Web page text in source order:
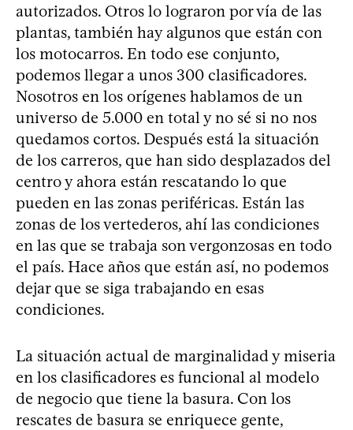
autorizados. Otros lo lograron por vía de las
plantas, también hay algunos que están con
los motocarros. En todo ese conjunto,
podemos llegar a unos 300 clasificadores.
Nosotros en los orígenes hablamos de un
universo de 5.000 en total y no sé si no nos
quedamos cortos. Después está la situación
de los carreros, que han sido desplazados del
centro y ahora están rescatando lo que
pueden en las zonas periféricas. Están las
zonas de los vertederos, ahí las condiciones
en las que se trabaja son vergonzosas en todo
el país. Hace años que están así, no podemos
dejar que se siga trabajando en esas
condiciones.
La situación actual de marginalidad y miseria
en los clasificadores es funcional al modelo
de negocio que tiene la basura. Con los
rescates de basura se enriquece gente,